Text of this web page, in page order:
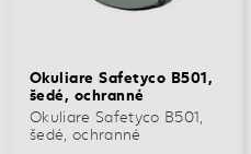
Okuliare Safetyco B501,
šedé, ochranné
Okuliare Safetyco B501,
šedé, ochranné